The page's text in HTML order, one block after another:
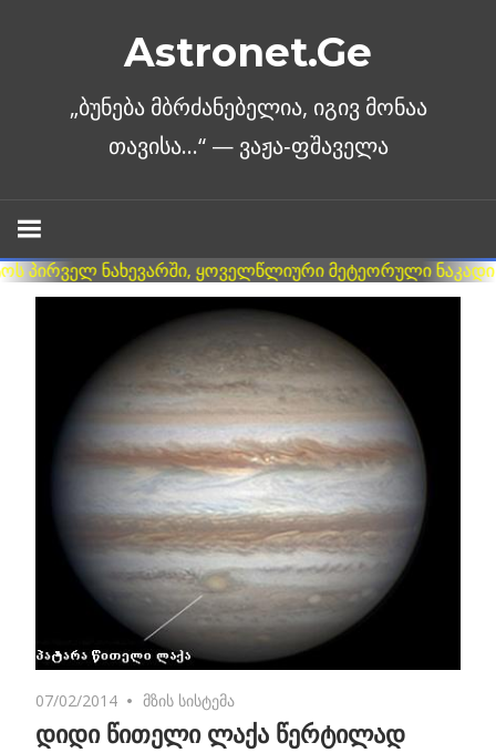
Astronet.Ge
07/02/2014 2 comments
მზის სისტემა
დიდი წითელი ლაქა წერტილად